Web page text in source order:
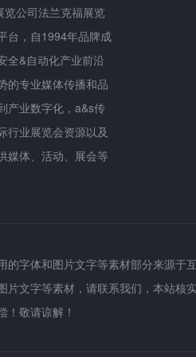
公司法兰克福展览
台，自1994年品牌成
全&自动化产业前沿
的专业媒体传播和品
产业数字化，a&s传
行业展览会资源以及
媒体、活动、展会等
的字体和图片文字等素材部分来源
片文字等素材，请联系我们，本站
！敬请谅解！